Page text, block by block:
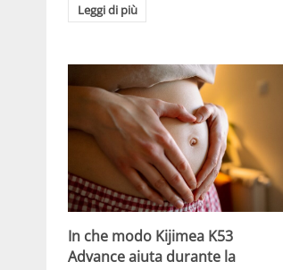
Leggi di più
In che modo Kijimea K53
Advance aiuta durante la